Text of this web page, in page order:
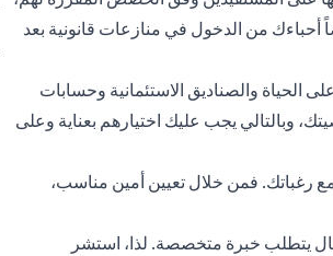
أحباءك من الدخول في منازعات قانونية بعد
الحياة والصناديق الاستئمانية وحسابات
وبالتالي يجب عليك اختيارهم بعناية وعلى
رغباتك. فمن خلال تعيين أمين مناسب،
يتطلب خبرة متخصصة. لذا، استشر